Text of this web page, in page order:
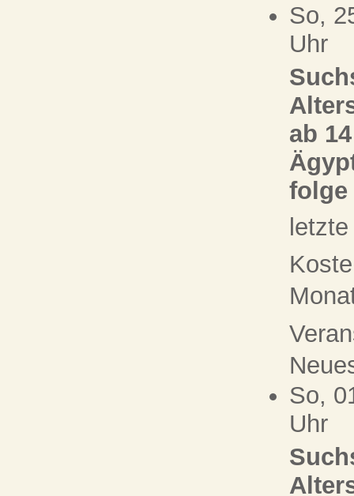
So,
Uhr
ab
folge
So,
Uhr